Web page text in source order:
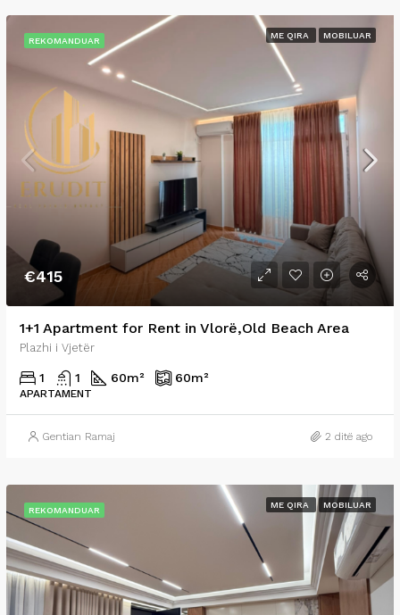
REKOMANDUAR
ME QIRA MOBILUAR
€415
1+1 Apartment for Rent in Vlorë,Old Beach Area
Plazhi i Vjetër
1 1 60m² 60m²
APARTAMENT
Gentian Ramaj 2 ditë ago
REKOMANDUAR
ME QIRA MOBILUAR